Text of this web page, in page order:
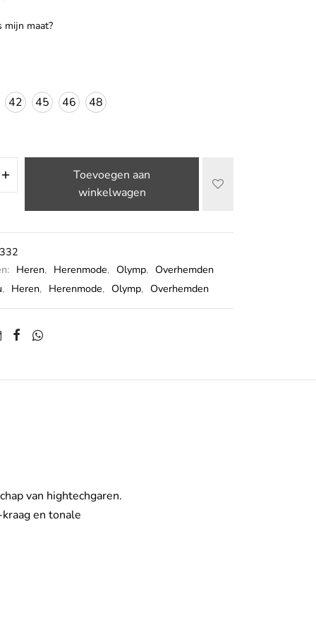
mijn maat?
42 45 46 48
Toevoegen aan
winkelwagen
Heren, Herenmode, Olymp, Overhemden
, Heren, Herenmode, Olymp, Overhemden
van hightechgaren.
en tonale